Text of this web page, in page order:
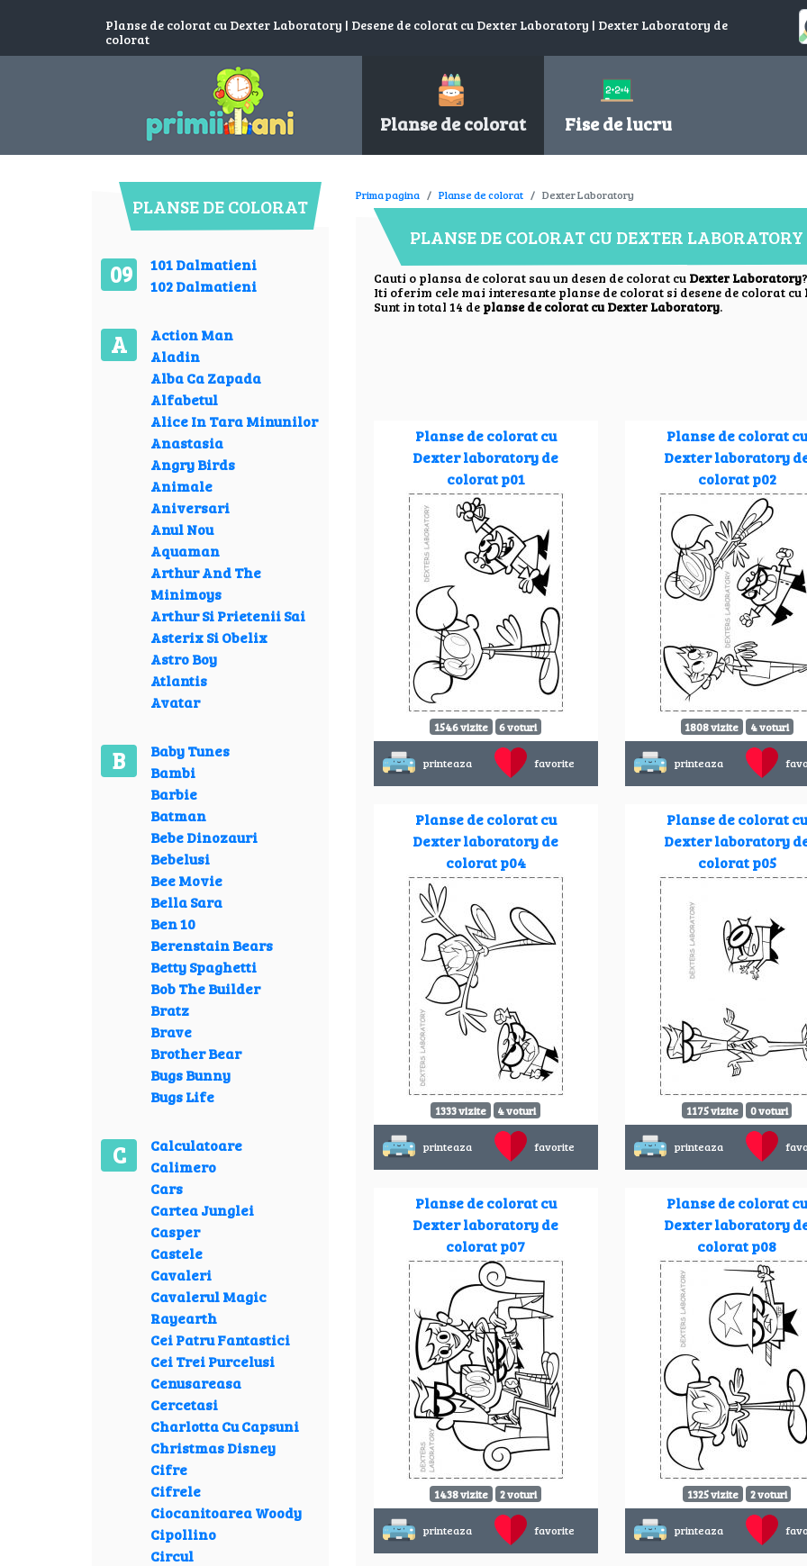
Planse de colorat cu Dexter Laboratory | Desene de colorat cu Dexter Laboratory | Dexter Laboratory de
colorat
Planse de colorat Fise de lucru
PLANSE DE COLORAT
09
101 Dalmatieni
102 Dalmatieni
A
Action Man
Aladin
Alba Ca Zapada
Alfabetul
Alice In Tara Minunilor
Anastasia
Angry Birds
Animale
Aniversari
Anul Nou
Aquaman
Arthur And The
Minimoys
Arthur Si Prietenii Sai
Asterix Si Obelix
Astro Boy
Atlantis
Avatar
B
Baby Tunes
Bambi
Barbie
Batman
Bebe Dinozauri
Bebelusi
Bee Movie
Bella Sara
Ben 10
Berenstain Bears
Betty Spaghetti
Bob The Builder
Bratz
Brave
Brother Bear
Bugs Bunny
Bugs Life
C
Calculatoare
Calimero
Cars
Cartea Junglei
Casper
Castele
Cavaleri
Cavalerul Magic
Rayearth
Cei Patru Fantastici
Cei Trei Purcelusi
Cenusareasa
Cercetasi
Charlotta Cu Capsuni
Christmas Disney
Cifre
Cifrele
Ciocanitoarea Woody
Cipollino
Circul
Prima pagina Planse de colorat Dexter Laboratory
PLANSE DE COLORAT CU DEXTER LABORATORY
Cauti o plansa de colorat sau un desen de colorat cu Dexter Laboratory?
Iti oferim cele mai interesante planse de colorat si desene de colorat cu
Sunt in total 14 de planse de colorat cu Dexter Laboratory.
Planse de colorat cu
Dexter laboratory de
colorat p01
1546 vizite 6 voturi
printeaza favorite
Planse de colorat cu
Dexter laboratory
colorat p02
1808 vizite 4 voturi
printeaza
Planse de colorat cu
Dexter laboratory de
colorat p04
1333 vizite 4 voturi
printeaza favorite
Planse de colorat cu
Dexter laboratory
colorat p05
1175 vizite 0 voturi
printeaza
Planse de colorat cu
Dexter laboratory de
colorat p07
1438 vizite 2 voturi
printeaza favorite
Planse de colorat cu
Dexter laboratory
colorat p08
1325 vizite 2 voturi
printeaza